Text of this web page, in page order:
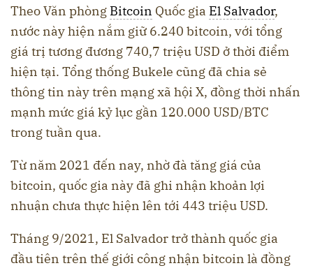
Theo Văn phòng Bitcoin Quốc gia El Salvador,
nước này hiện nắm giữ 6.240 bitcoin, với tổng
giá trị tương đương 740,7 triệu USD ở thời điểm
hiện tại. Tổng thống Bukele cũng đã chia sẻ
thông tin này trên mạng xã hội X, đồng thời nhấn
mạnh mức giá kỷ lục gần 120.000 USD/BTC
trong tuần qua.
Từ năm 2021 đến nay, nhờ đà tăng giá của
bitcoin, quốc gia này đã ghi nhận khoản lợi
nhuận chưa thực hiện lên tới 443 triệu USD.
Tháng 9/2021, El Salvador trở thành quốc gia
đầu tiên trên thế giới công nhận bitcoin là đồng